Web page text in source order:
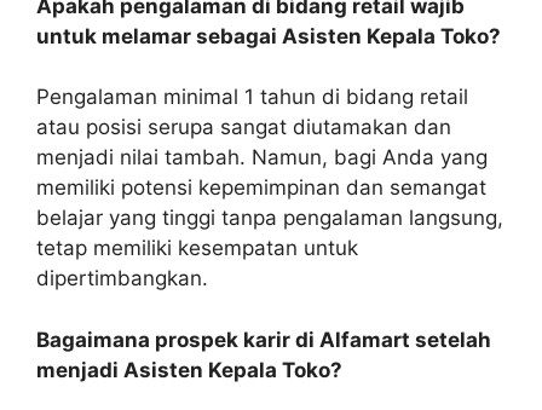
Apakah pengalaman di bidang retail wajib
untuk melamar sebagai Asisten Kepala Toko?
Pengalaman minimal 1 tahun di bidang retail
atau posisi serupa sangat diutamakan dan
menjadi nilai tambah. Namun, bagi Anda yang
memiliki potensi kepemimpinan dan semangat
belajar yang tinggi tanpa pengalaman langsung,
tetap memiliki kesempatan untuk
dipertimbangkan.
Bagaimana prospek karir di Alfamart setelah
menjadi Asisten Kepala Toko?